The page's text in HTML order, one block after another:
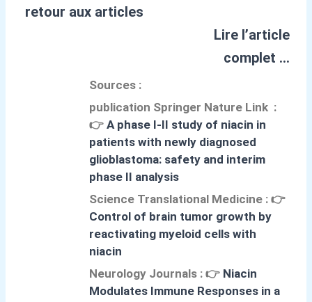
retour aux articles
Lire l’article
complet …
Sources :
publication Springer Nature Link :
👉A phase I-II study of niacin in
patients with newly diagnosed
glioblastoma: safety and interim
phase II analysis
Science Translational Medicine :👉
Control of brain tumor growth by
reactivating myeloid cells with
niacin
Neurology Journals :👉 Niacin
Modulates Immune Responses in a